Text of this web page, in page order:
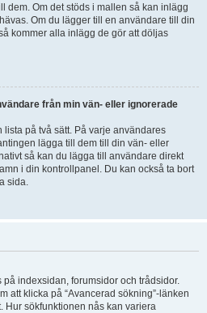
dem. Om det stöds i mallen så kan inlägg
Om du lägger till en användare till din
kommer alla inlägg de gör att döljas
från min vän- eller ignorerade
på två sätt. På varje användares
lägga till dem till din vän- eller
så kan du lägga till användare direkt
i din kontrollpanel. Du kan också ta bort
sida.
indexsidan, forumsidor och trådsidor.
att klicka på “Avancerad sökning”-länken
Hur sökfunktionen nås kan variera